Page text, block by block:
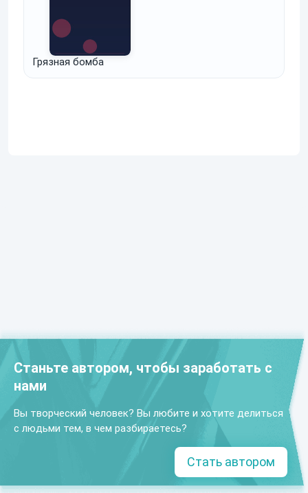
Грязная бомба
Станьте автором, чтобы заработать с
нами
Вы творческий человек? Вы любите и хотите делиться
с людьми тем, в чем разбираетесь?
Стать автором